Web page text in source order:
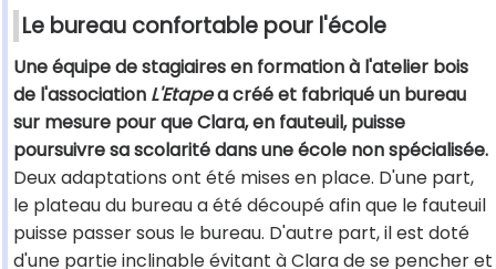
Le bureau confortable pour l'école
Une équipe de stagiaires en formation à l'atelier bois
de l'association L'Etapea créé et fabriqué un bureau
sur mesure pour que Clara, en fauteuil, puisse
poursuivre sa scolarité dans une école non spécialisée.
Deux adaptations ont été mises en place. D'une part,
le plateau du bureau a été découpé afin que le fauteuil
puisse passer sous le bureau. D'autre part, il est doté
d'une partie inclinable évitant à Clara de se pencher et